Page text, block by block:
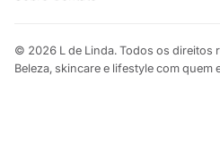
© 2026 L de Linda. Todos os direitos
Beleza, skincare e lifestyle com quem